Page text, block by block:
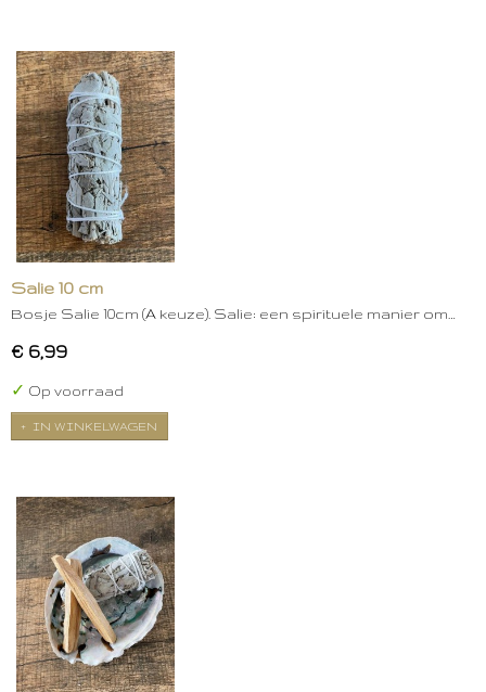
Salie 10 cm
Bosje Salie 10cm (A keuze). Salie: een spirituele manier om…
€ 6,99
✓ Op voorraad
IN WINKELWAGEN